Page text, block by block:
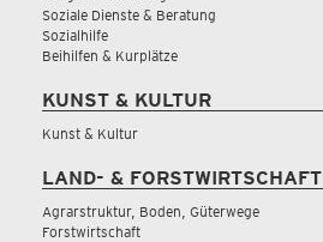
Soziale Dienste & Beratung
Sozialhilfe
Beihilfen & Kurplätze
KUNST & KULTUR
Kunst & Kultur
LAND- & FORSTWIRTSCHAFT
Agrarstruktur, Boden, Güterwege
Forstwirtschaft